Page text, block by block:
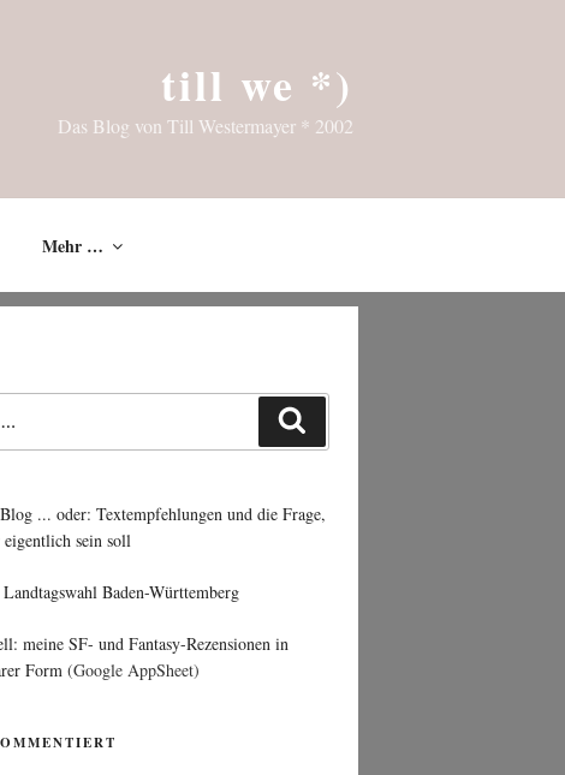
till we *)
Das Blog von Till Westermayer * 2002
Mehr …
... oder: Textempfehlungen und die Frage,
eigentlich sein soll
Baden-Württemberg
meine SF- und Fantasy-Rezensionen in
Form (Google AppSheet)